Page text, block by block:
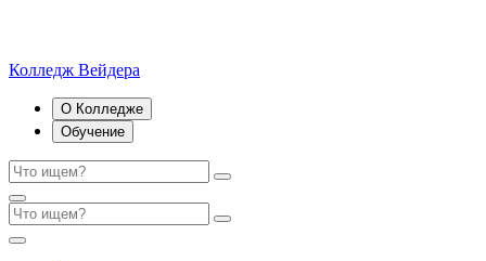
Колледж Вейдера
О Колледже
Обучение